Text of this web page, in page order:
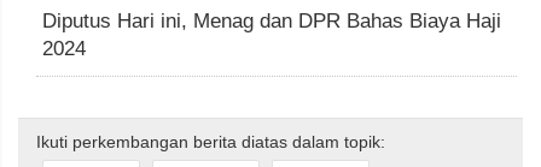
Diputus Hari ini, Menag dan DPR Bahas Biaya Haji
2024
Ikuti perkembangan berita diatas dalam topik: